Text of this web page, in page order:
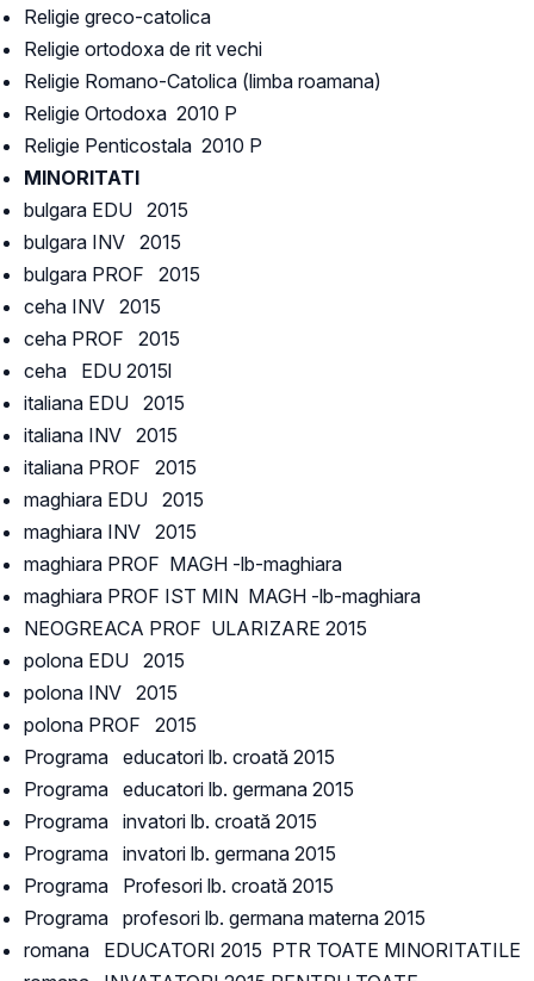
Religie greco-catolica
Religie ortodoxa de rit vechi
Religie Romano-Catolica (limba roamana)
Religie Ortodoxa 2010 P
Religie Penticostala 2010 P
MINORITATI
bulgara EDU 2015
bulgara INV 2015
bulgara PROF 2015
ceha INV 2015
ceha PROF 2015
ceha EDU 2015l
italiana EDU 2015
italiana INV 2015
italiana PROF 2015
maghiara EDU 2015
maghiara INV 2015
maghiara PROF MAGH -lb-maghiara
maghiara PROF IST MIN MAGH -lb-maghiara
NEOGREACA PROF ULARIZARE 2015
polona EDU 2015
polona INV 2015
polona PROF 2015
Programa educatori lb. croată 2015
Programa educatori lb. germana 2015
Programa invatori lb. croată 2015
Programa invatori lb. germana 2015
Programa Profesori lb. croată 2015
Programa profesori lb. germana materna 2015
romana EDUCATORI 2015 PTR TOATE MINORITATILE